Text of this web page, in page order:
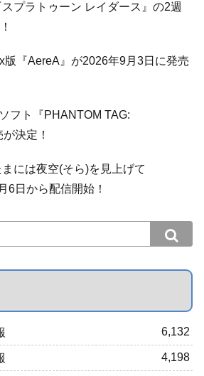
スプラトゥーン レイダース』の2週
版『AereA』が2026年9月3日に発売
フト『PHANTOM TAG:
決定！
には夜空(そら)を見上げて
6日から配信開始！
6,132
4,198